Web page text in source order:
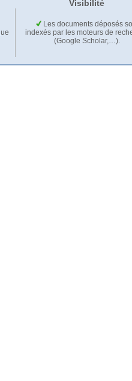
Visibilité
Les documents déposés
indexés par les moteurs de
(Google Scholar,…).